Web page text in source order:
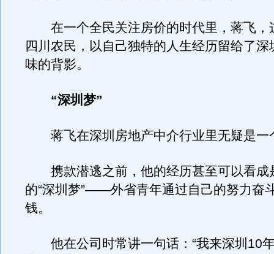
在一个全民关注房价的时代里，蒋飞，
四川农民，以自己独特的人生经历留给了深
味的背影。
“深圳梦”
蒋飞在深圳房地产中介行业里无疑是一
携款潜逃之前，他的经历甚至可以看成
的“深圳梦”——外省青年通过自己的努力奋
钱。
他在公司时常讲一句话：“我来深圳10